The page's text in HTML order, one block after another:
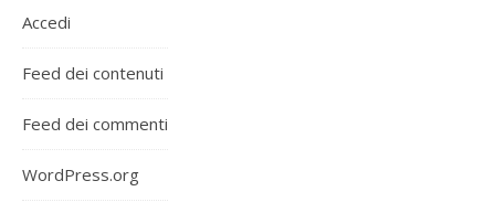
Accedi
Feed dei contenuti
Feed dei commenti
WordPress.org